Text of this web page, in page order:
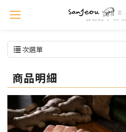
次選單
商品明細